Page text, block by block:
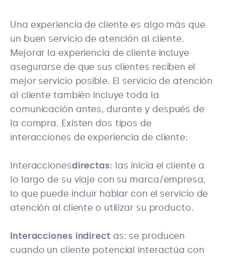
Una experiencia de cliente es algo más que
un buen servicio de atención al cliente.
Mejorar la experiencia de cliente incluye
asegurarse de que sus clientes reciben el
mejor servicio posible. El servicio de atención
al cliente también incluye toda la
comunicación antes, durante y después de
la compra. Existen dos tipos de
interacciones de experiencia de cliente:
Interaccionesdirectas: las inicia el cliente a
lo largo de su viaje con su marca/empresa,
lo que puede incluir hablar con el servicio de
atención al cliente o utilizar su producto.
Interacciones indirectas: se producen
cuando un cliente potencial interactúa con